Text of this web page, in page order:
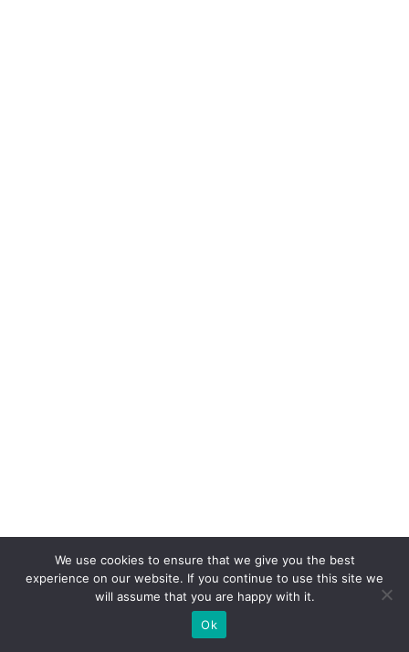
We use cookies to ensure that we give you the best
experience on our website. If you continue to use this site we
will assume that you are happy with it.
Ok